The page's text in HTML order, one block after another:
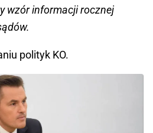
wzór informacji rocznej
polityk KO.